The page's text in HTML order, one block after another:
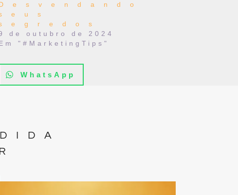
de outubro de 2024
"#MarketingTips"
WhatsApp